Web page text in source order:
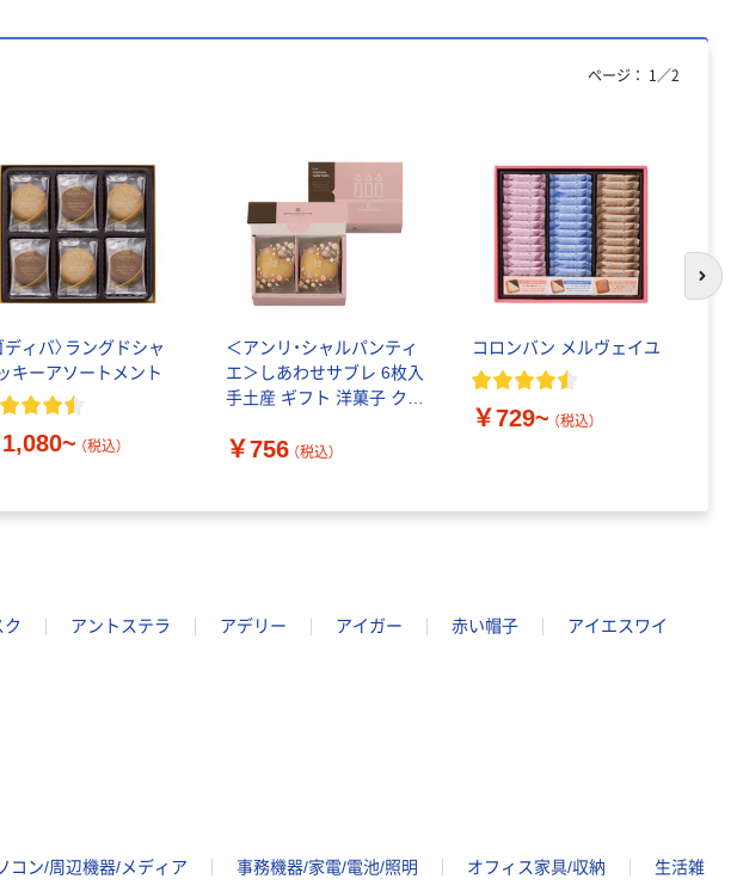
ディバ〉ラングドシャ
キーアソートメント
1,080~ （税込）
＜アンリ・シャルパンティ
エ＞しあわせサブレ 6枚入
手土産 ギフト 洋菓子 クッ
答品 紙袋付き
￥756 （税込）
コロンバン メルヴェイユ
￥729~ （税込）
ページ： 1 ／2
次
ク アントステラ アデリー アイガー 赤い帽子
アイエスワイ
コン/周辺機器/メディア 事務機器/家電/電池/照明 オフィス家具/収納
生活雑
大塚製薬工場
経口補水液 オー
エスワン（OS-1）
￥159~ （税込）
￥330~ （税込）
トファイル エコ
ノミータイプ
A4タテ(コクヨ
製造）
￥115~ （税込）